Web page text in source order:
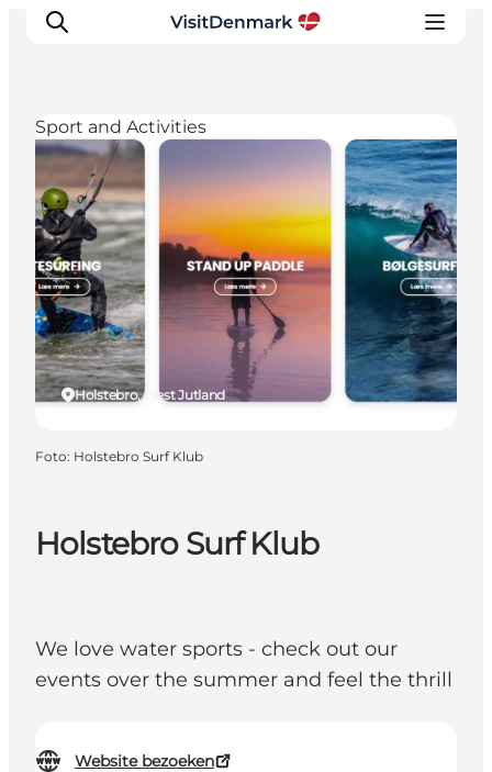
Inspiratie
Bestemmingen
Wat te doen
Accommodaties
Plan je reis
Holstebro Surf Klub
We love water sports - check out our
events over the summer and feel the thrill
Website bezoeken
Holstebro, West Jutland
Sport and Activities
Foto: Holstebro Surf Klub